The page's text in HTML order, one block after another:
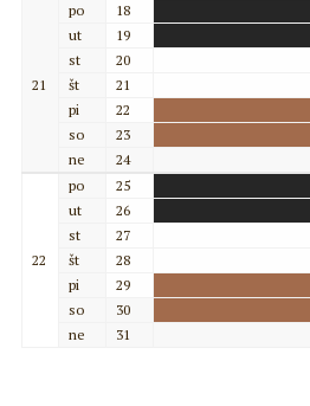
21
po
18
ut
19
st
20
št
21
pi
22
so
23
ne
24
22
po
25
ut
26
st
27
št
28
pi
29
so
30
ne
31